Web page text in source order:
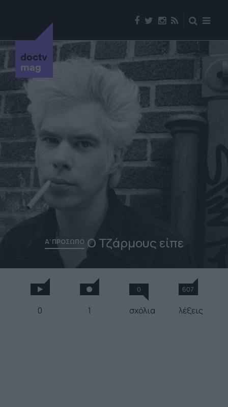
doctv
mag
Α' ΠΡΟΣΩΠΟΟ Τζάρμους είπε
0 1
0
σχόλια
607
λέξεις